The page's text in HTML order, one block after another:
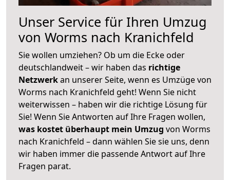
Unser Service für Ihren Umzug
von Worms nach Kranichfeld
Sie wollen umziehen? Ob um die Ecke oder
deutschlandweit – wir haben das richtige
Netzwerkan unserer Seite, wenn es Umzüge von
Worms nach Kranichfeld geht! Wenn Sie nicht
weiterwissen – haben wir die richtige Lösung für
Sie! Wenn Sie Antworten auf Ihre Fragen wollen,
was kostet überhaupt mein Umzug von Worms
nach Kranichfeld – dann wählen Sie sie uns, denn
wir haben immer die passende Antwort auf Ihre
Fragen parat.